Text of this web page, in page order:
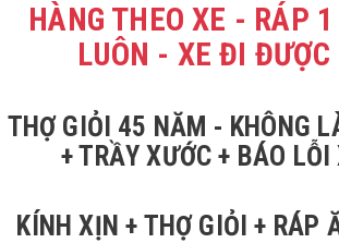
HÀNG THEO XE - RÁP
LUÔN - XE ĐI ĐƯỢC
THỢ GIỎI 45 NĂM - KHÔNG
+ TRẦY XƯỚC + BÁO LỖI
KÍNH XỊN + THỢ GIỎI + RÁP